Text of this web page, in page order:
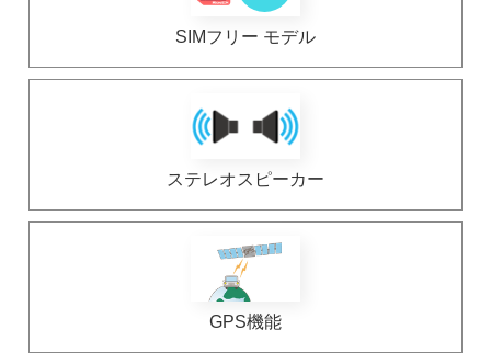
SIMフリー モデル
ステレオスピーカー
GPS機能